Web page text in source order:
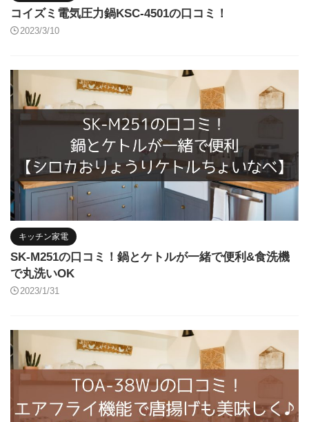
コイズミ電気圧力鍋KSC-4501の口コミ！
2023/3/10
キッチン家電
SK-M251の口コミ！鍋とケトルが一緒で便利&食洗機
で丸洗いOK
2023/1/31